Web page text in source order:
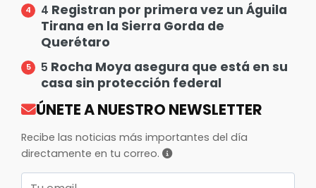
4 Registran por primera vez un Águila
Tirana en la Sierra Gorda de
Querétaro
5 Rocha Moya asegura que está en su
casa sin protección federal
ÚNETE A NUESTRO NEWSLETTER
Recibe las noticias más importantes del día
directamente en tu correo.
Correo electrónico